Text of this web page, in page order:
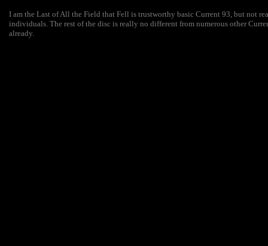
I am the Last of All the Field that Fell is trustworthy basic Current 93, but not
individuals. The rest of the disc is really no different from numerous other
already.